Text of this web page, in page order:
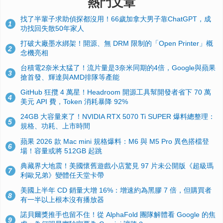
1
找了半輩子求助偵探都沒用！66歲加拿大男子靠ChatGPT，成
功找回失散50年家人
2
打破大廠墨水綁架！開源、無 DRM 限制的「Open Printer」概
念機亮相
3
台積電2奈米太猛了！流片量是3奈米同期的4倍，Google與蘋果
搶首發、輝達與AMD排隊等產能
4
GitHub 狂攬 4 萬星！Headroom 開源工具幫開發者省下 70 萬
美元 API 費，Token 消耗暴降 92%
5
24GB 大容量來了！NVIDIA RTX 5070 Ti SUPER 爆料總整理：
規格、功耗、上市時間
6
蘋果 2026 款 Mac mini 規格爆料：M6 與 M5 Pro 異色搭檔登
場！容量或將 512GB 起跳
7
典藏界大地震！美國懷舊遊戲小店驚見 97 片未公開版《超級瑪
利歐兄弟》變體任天堂卡帶
8
美國上半年 CD 銷量大增 16%：增速約為黑膠 7 倍，但購買者
有一半以上根本沒有播放器
9
諾貝爾獎推手也留不住！從 AlphaFold 團隊解體看 Google 的焦